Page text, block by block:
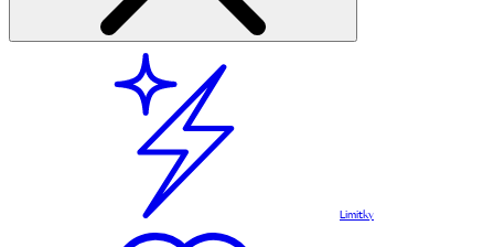
Limitky